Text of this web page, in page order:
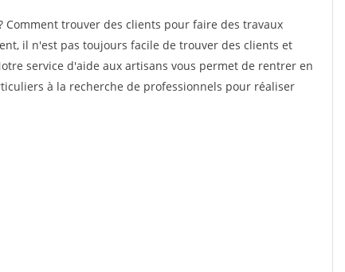
Comment trouver des clients pour faire des travaux
il n'est pas toujours facile de trouver des clients et
service d'aide aux artisans vous permet de rentrer en
à la recherche de professionnels pour réaliser